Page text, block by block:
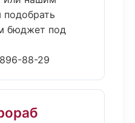
бюджет под
88-29